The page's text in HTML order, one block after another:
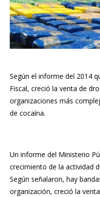
Según el informe del 2014
Fiscal, creció la venta de
organizaciones más
de cocaína.
Un informe del Ministerio
crecimiento de la actividad
Según señalaron, hay
organización, creció la